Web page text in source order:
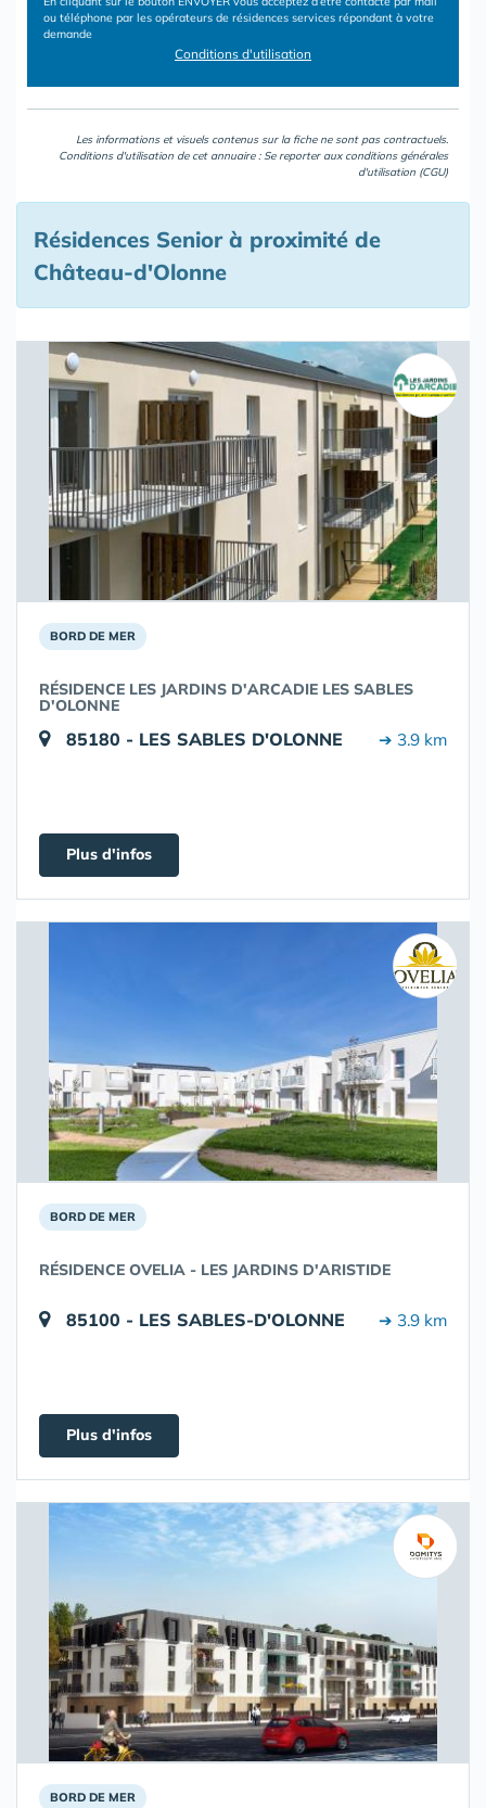
ou téléphone par les opérateurs de résidences services répondant à votre
demande
Conditions d'utilisation
Les informations et visuels contenus sur la fiche ne sont pas contractuels.
Conditions d'utilisation de cet annuaire : Se reporter aux conditions générales
d'utilisation (CGU)
Résidences Senior à proximité de
Château-d'Olonne
BORD DE MER
RÉSIDENCE LES JARDINS D'ARCADIE LES SABLES
D'OLONNE
85180 - LES SABLES D'OLONNE ➔ 3.9 km
Plus d'infos
BORD DE MER
RÉSIDENCE OVELIA - LES JARDINS D'ARISTIDE
85100 - LES SABLES-D'OLONNE ➔ 3.9 km
Plus d'infos
BORD DE MER